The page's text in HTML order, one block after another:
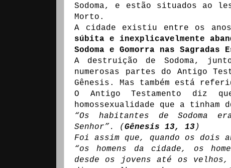
Sodoma, e estão situados ao
Morto.
A cidade existiu entre os
súbita e inexplicavelmente
Sodoma e Gomorra nas Sagradas
A destruição de Sodoma,
numerosas partes do Antigo
Gênesis. Mas também está
O Antigo Testamento diz
homossexualidade que a tinham
“Os habitantes de Sodoma
Senhor”. (Gênesis 13, 13)
Foi assim que, quando os dois
“os homens da cidade, os
desde os jovens até os velhos,